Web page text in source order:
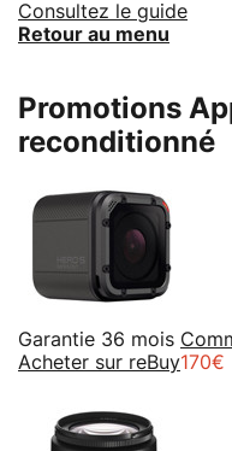
Consultez le guide
Retour au menu
Promotions
reconditionné
Garantie 36 mois
Acheter sur reBuy170€